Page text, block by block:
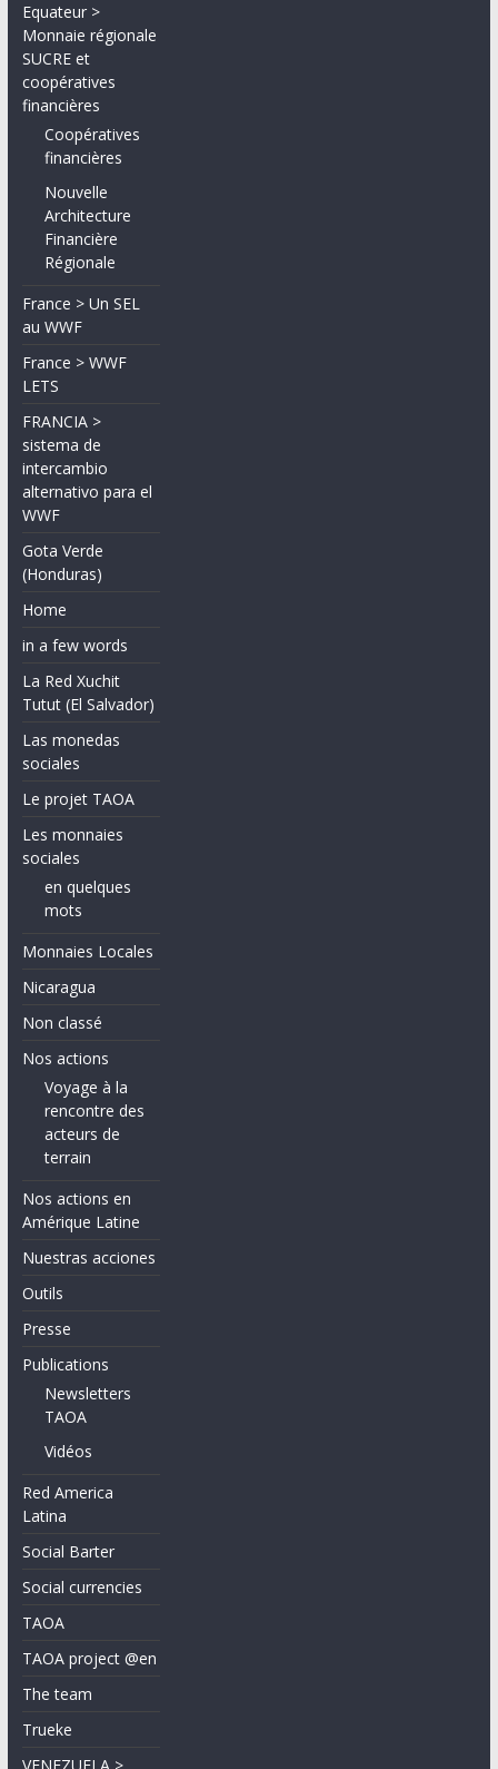
Equateur >
Monnaie régionale
SUCRE et
coopératives
financières
Coopératives
financières
Nouvelle
Architecture
Financière
Régionale
France > Un SEL
au WWF
France > WWF
LETS
FRANCIA >
sistema de
intercambio
alternativo para el
WWF
Gota Verde
(Honduras)
Home
in a few words
La Red Xuchit
Tutut (El Salvador)
Las monedas
sociales
Le projet TAOA
Les monnaies
sociales
en quelques
mots
Monnaies Locales
Nicaragua
Non classé
Nos actions
Voyage à la
rencontre des
acteurs de
terrain
Nos actions en
Amérique Latine
Nuestras acciones
Outils
Presse
Publications
Newsletters
TAOA
Vidéos
Red America
Latina
Social Barter
Social currencies
TAOA
TAOA project @en
The team
Trueke